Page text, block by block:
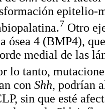
epitelio-
7 Otro
ósea 4 (BMP4),
medial de las
lo tanto,
con Shh, podrían
sin que esté